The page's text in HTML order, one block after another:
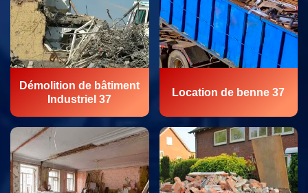
Démolition de bâtiment
Industriel 37
Location de benne 37